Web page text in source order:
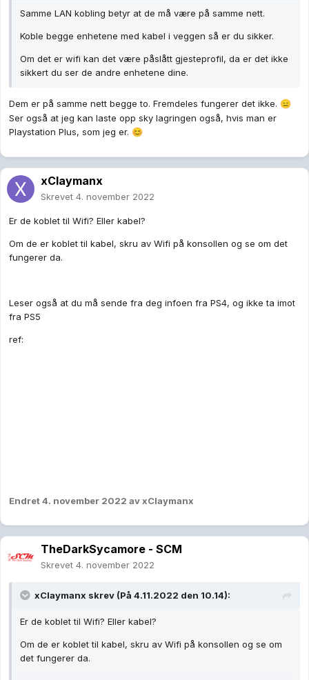
Samme LAN kobling betyr at de må være på samme nett.
Koble begge enhetene med kabel i veggen så er du sikker.
Om det er wifi kan det være påslått gjesteprofil, da er det ikke
sikkert du ser de andre enhetene dine.
Dem er på samme nett begge to. Fremdeles fungerer det ikke. 😑
Ser også at jeg kan laste opp sky lagringen også, hvis man er
Playstation Plus, som jeg er. 😊
xClaymanx
Skrevet 4. november 2022
Er de koblet til Wifi? Eller kabel?
Om de er koblet til kabel, skru av Wifi på konsollen og se om det
fungerer da.
Leser også at du må sende fra deg infoen fra PS4, og ikke ta imot
fra PS5
ref:
Endret4. november 2022 av xClaymanx
TheDarkSycamore - SCM
Skrevet 4. november 2022
xClaymanx skrev (På 4.11.2022 den 10.14):
Er de koblet til Wifi? Eller kabel?
Om de er koblet til kabel, skru av Wifi på konsollen og se om
det fungerer da.